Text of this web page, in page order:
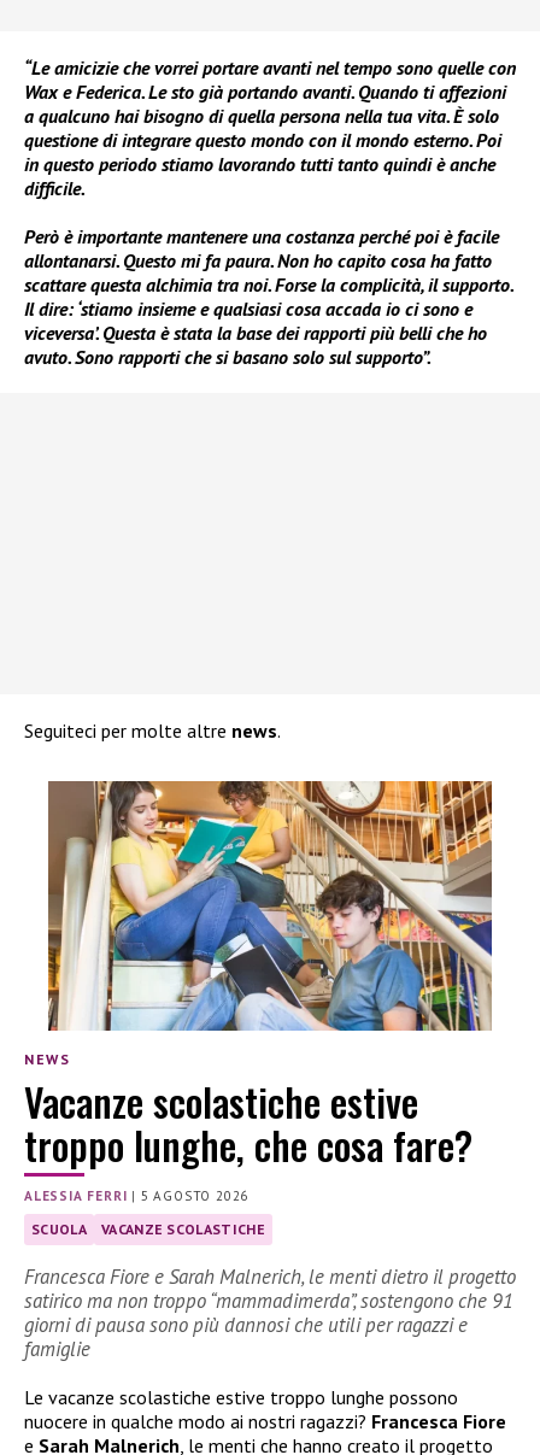
“Le amicizie che vorrei portare avanti nel tempo sono quelle con
Wax e Federica. Le sto già portando avanti. Quando ti affezioni
a qualcuno hai bisogno di quella persona nella tua vita. È solo
questione di integrare questo mondo con il mondo esterno. Poi
in questo periodo stiamo lavorando tutti tanto quindi è anche
difficile.
Però è importante mantenere una costanza perché poi è facile
allontanarsi. Questo mi fa paura. Non ho capito cosa ha fatto
scattare questa alchimia tra noi. Forse la complicità, il supporto.
Il dire: ‘stiamo insieme e qualsiasi cosa accada io ci sono e
viceversa’. Questa è stata la base dei rapporti più belli che ho
avuto. Sono rapporti che si basano solo sul supporto”.
Seguiteci per molte altre news.
NEWS
Vacanze scolastiche estive
troppo lunghe, che cosa fare?
ALESSIA FERRI | 5 AGOSTO 2026
SCUOLA VACANZE SCOLASTICHE
Francesca Fiore e Sarah Malnerich, le menti dietro il progetto
satirico ma non troppo “mammadimerda”, sostengono che 91
giorni di pausa sono più dannosi che utili per ragazzi e
famiglie
Le vacanze scolastiche estive troppo lunghe possono
nuocere in qualche modo ai nostri ragazzi? Francesca Fiore
e Sarah Malnerich, le menti che hanno creato il progetto